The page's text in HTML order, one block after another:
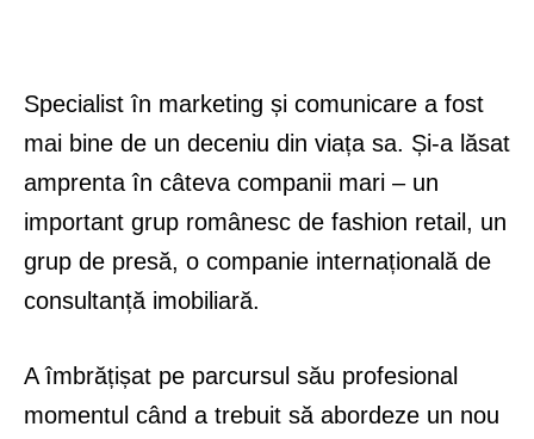
Specialist în marketing și comunicare a fost
mai bine de un deceniu din viața sa. Și-a lăsat
amprenta în câteva companii mari – un
important grup românesc de fashion retail, un
grup de presă, o companie internațională de
consultanță imobiliară.
A îmbrățișat pe parcursul său profesional
momentul când a trebuit să abordeze un nou